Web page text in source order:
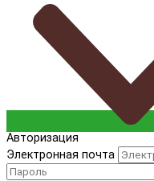
Авторизация
Электронная почта